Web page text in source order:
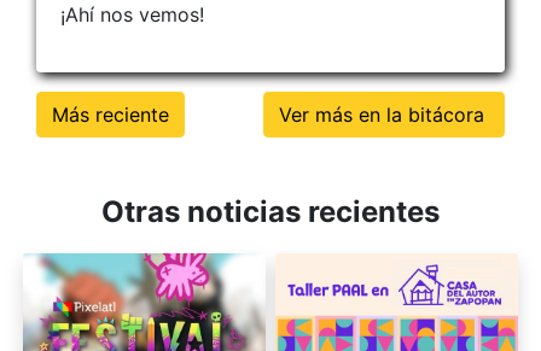
¡Ahí nos vemos!
Más reciente Ver más en la bitácora
Otras noticias recientes